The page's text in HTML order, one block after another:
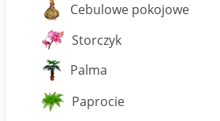
Cebulowe pokojowe
Storczyk
Palma
Paprocie